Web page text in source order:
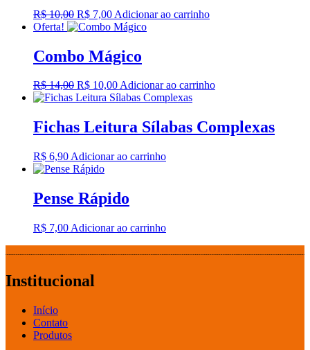
R$10,00 O
preço
era:
R$ 10,00.
R$ 7,00O
preço
R$ 7,00.
Adicionar ao carrinho
Oferta!
Combo Mágico
R$14,00 O
preço
era:
R$ 14,00.
R$ 10,00O
preço
é:
R$ 10,00.
Adicionar ao carrinho
Fichas Leitura Sílabas Complexas
R$ 6,90 Adicionar ao carrinho
Pense Rápido
R$ 7,00 Adicionar ao carrinho
Institucional
Início
Contato
Produtos